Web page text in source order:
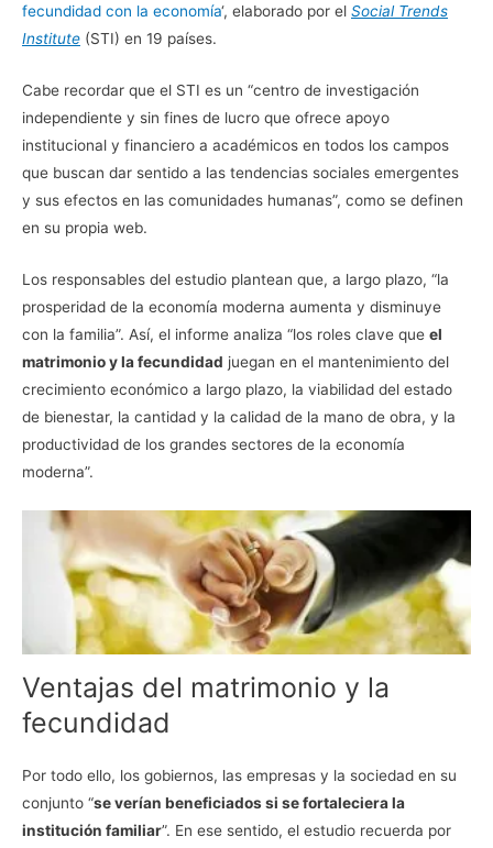
fecundidad con la economía‘, elaborado por el Social Trends
Institute (STI) en 19 países.
Cabe recordar que el STI es un “centro de investigación
independiente y sin fines de lucro que ofrece apoyo
institucional y financiero a académicos en todos los campos
que buscan dar sentido a las tendencias sociales emergentes
y sus efectos en las comunidades humanas”, como se definen
en su propia web.
Los responsables del estudio plantean que, a largo plazo, “la
prosperidad de la economía moderna aumenta y disminuye
con la familia”. Así, el informe analiza “los roles clave que el
matrimonio y la fecundidad juegan en el mantenimiento del
crecimiento económico a largo plazo, la viabilidad del estado
de bienestar, la cantidad y la calidad de la mano de obra, y la
productividad de los grandes sectores de la economía
moderna”.
Ventajas del matrimonio y la
fecundidad
Por todo ello, los gobiernos, las empresas y la sociedad en su
conjunto “se verían beneficiados si se fortaleciera la
institución familiar”. En ese sentido, el estudio recuerda por